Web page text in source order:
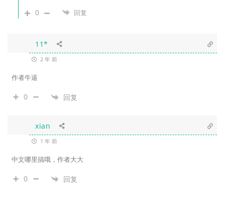
0 回复
11*
2 年 前
作者牛逼
0 回复
xian
1 年 前
中文哪里搞哦，作者大大
0 回复